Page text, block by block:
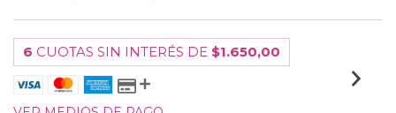
6 CUOTAS SIN INTERÉS DE $1.650,00